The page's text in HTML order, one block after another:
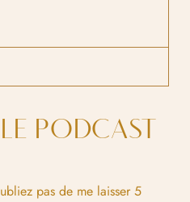
PODCAST
pas de me laisser 5